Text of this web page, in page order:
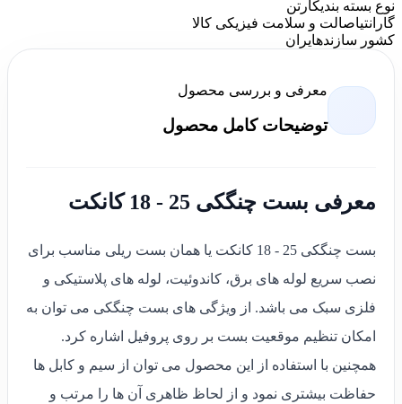
نوع بسته بندیکارتن
گارانتیاصالت و سلامت فیزیکی کالا
کشور سازندهایران
معرفی و بررسی محصول
توضیحات کامل محصول
معرفی بست چنگکی 25 - 18 کانکت
بست چنگکی 25 - 18 کانکت یا همان بست ریلی مناسب برای
نصب سریع لوله های برق، کاندوئیت، لوله های پلاستیکی و
فلزی سبک می باشد. از ویژگی های بست چنگکی می توان به
امکان تنظیم موقعیت بست بر روی پروفیل اشاره کرد.
همچنین با استفاده از این محصول می توان از سیم و کابل ها
حفاظت بیشتری نمود و از لحاظ ظاهری آن ها را مرتب و